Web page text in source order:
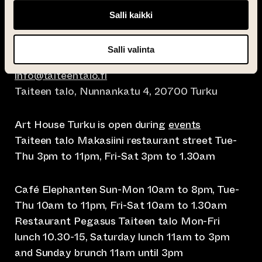
Salli kaikki
Salli valinta
info@taiteentalo.fi
Taiteen talo, Nunnankatu 4, 20700 Turku
Art House Turku is open during events
Taiteen talo Makasiini restaurant street Tue-
Thu 3pm to 11pm, Fri-Sat 3pm to 1.30am
Café Elephanten Sun-Mon 10am to 8pm, Tue-
Thu 10am to 11pm, Fri-Sat 10am to 1.30am
Restaurant Pegasus Taiteen talo Mon-Fri
lunch 10.30-15, Saturday lunch 11am to 3pm
and Sunday brunch 11am until 3pm